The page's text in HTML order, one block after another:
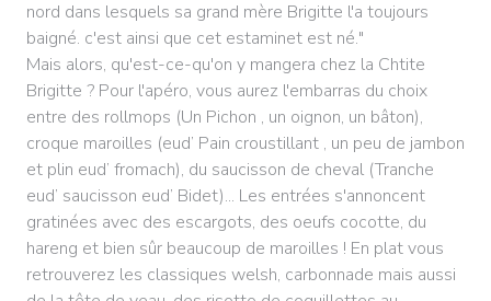
nord dans lesquels sa grand mère Brigitte l'a toujours
baigné. c'est ainsi que cet estaminet est né."
Mais alors, qu'est-ce-qu'on y mangera chez la Chtite
Brigitte ? Pour l'apéro, vous aurez l'embarras du choix
entre des rollmops (Un Pichon , un oignon, un bâton),
croque maroilles (eud’ Pain croustillant , un peu de jambon
et plin eud’ fromach), du saucisson de cheval (Tranche
eud’ saucisson eud’ Bidet)... Les entrées s'annoncent
gratinées avec des escargots, des oeufs cocotte, du
hareng et bien sûr beaucoup de maroilles ! En plat vous
retrouverez les classiques welsh, carbonnade mais aussi